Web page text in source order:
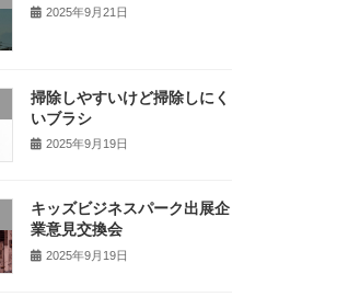
2025年9月21日
掃除しやすいけど掃除しにく
いブラシ
2025年9月19日
キッズビジネスパーク出展企
業意見交換会
2025年9月19日